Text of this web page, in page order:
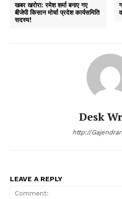
खबर खरोरा: रमेश शर्मा बनाए गए
बीजेपी किसान मोर्चा प्रदेश कार्यसमिति
सदस्य!
Desk
http://
LEAVE A REPLY